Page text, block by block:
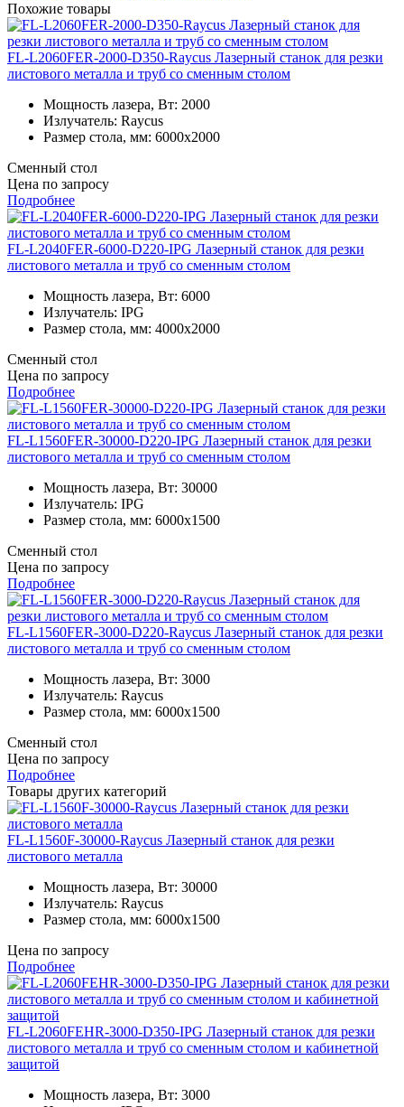
Похожие товары
FL-L2060FER-2000-D350-Raycus Лазерный станок для резки
листового металла и труб со сменным столом
Мощность лазера, Вт: 2000
Излучатель: Raycus
Размер стола, мм: 6000x2000
Сменный стол
Цена по запросу
Подробнее
FL-L2040FER-6000-D220-IPG Лазерный станок для резки
листового металла и труб со сменным столом
Мощность лазера, Вт: 6000
Излучатель: IPG
Размер стола, мм: 4000x2000
Сменный стол
Цена по запросу
Подробнее
FL-L1560FER-30000-D220-IPG Лазерный станок для резки
листового металла и труб со сменным столом
Мощность лазера, Вт: 30000
Излучатель: IPG
Размер стола, мм: 6000x1500
Сменный стол
Цена по запросу
Подробнее
FL-L1560FER-3000-D220-Raycus Лазерный станок для резки
листового металла и труб со сменным столом
Мощность лазера, Вт: 3000
Излучатель: Raycus
Размер стола, мм: 6000x1500
Сменный стол
Цена по запросу
Подробнее
Товары других категорий
FL-L1560F-30000-Raycus Лазерный станок для резки
листового металла
Мощность лазера, Вт: 30000
Излучатель: Raycus
Размер стола, мм: 6000x1500
Цена по запросу
Подробнее
FL-L2060FEHR-3000-D350-IPG Лазерный станок для резки
листового металла и труб со сменным столом и кабинетной
защитой
Мощность лазера, Вт: 3000